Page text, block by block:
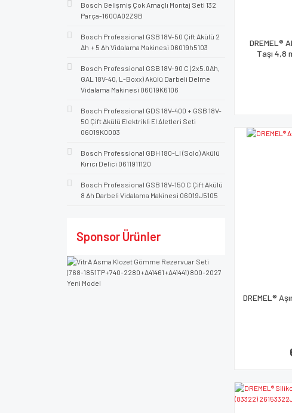
Bosch Gelişmiş Çok Amaçlı Montaj Seti 132
Parça-1600A02Z9B
Bosch Professional GSB 18V-50 Çift Akülü 2
Ah + 5 Ah Vidalama Makinesi 06019h5103
Bosch Professional GSB 18V-90 C (2x5.0Ah,
GAL 18V-40, L-Boxx) Akülü Darbeli Delme
Vidalama Makinesi 06019K6106
Bosch Professional GDS 18V-400 + GSB 18V-
50 Çift Akülü Elektrikli El Aletleri Seti
06019K0003
Bosch Professional GBH 180-LI (Solo) Akülü
Kırıcı Delici 0611911120
Bosch Professional GSB 18V-150 C Çift Akülü
8 Ah Darbeli Vidalama Makinesi 06019J5105
Sponsor Ürünler
DREMEL®
Taşı 4,8
DREMEL®